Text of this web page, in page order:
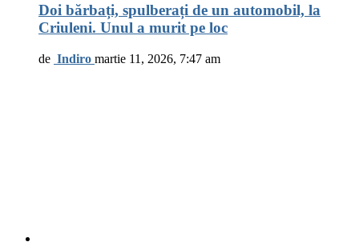
Doi bărbați, spulberați de un automobil, la
Criuleni. Unul a murit pe loc
de Indiro martie 11, 2026, 7:47 am